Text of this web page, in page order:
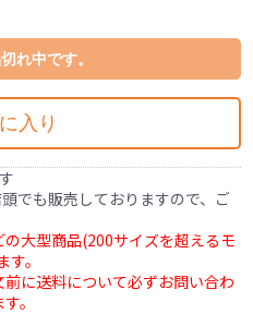
れ中です。
入り
でも販売しておりますので、ご
大型商品(200サイズを超えるモ
。
に送料について必ずお問い合わ
。